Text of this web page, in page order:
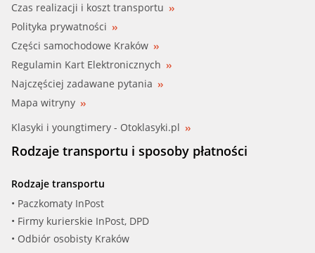
Czas realizacji i koszt transportu
Polityka prywatności
Części samochodowe Kraków
Regulamin Kart Elektronicznych
Najczęściej zadawane pytania
Mapa witryny
Klasyki i youngtimery - Otoklasyki.pl
Rodzaje transportu i sposoby płatności
Rodzaje transportu
• Paczkomaty InPost
• Firmy kurierskie InPost, DPD
• Odbiór osobisty Kraków